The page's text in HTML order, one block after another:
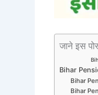
जाने इस
Bihar
Bihar
Bihar